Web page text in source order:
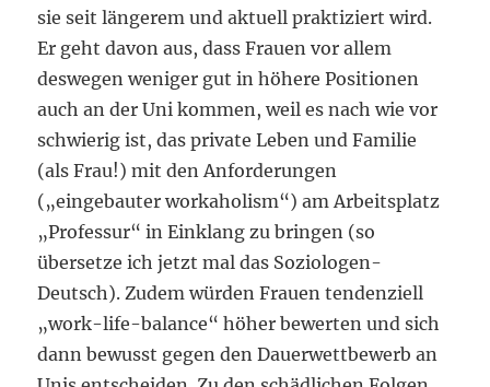
sie seit längerem und aktuell praktiziert wird.
Er geht davon aus, dass Frauen vor allem
deswegen weniger gut in höhere Positionen
auch an der Uni kommen, weil es nach wie vor
schwierig ist, das private Leben und Familie
(als Frau!) mit den Anforderungen
(„eingebauter workaholism“) am Arbeitsplatz
„Professur“ in Einklang zu bringen (so
übersetze ich jetzt mal das Soziologen-
Deutsch). Zudem würden Frauen tendenziell
„work-life-balance“ höher bewerten und sich
dann bewusst gegen den Dauerwettbewerb an